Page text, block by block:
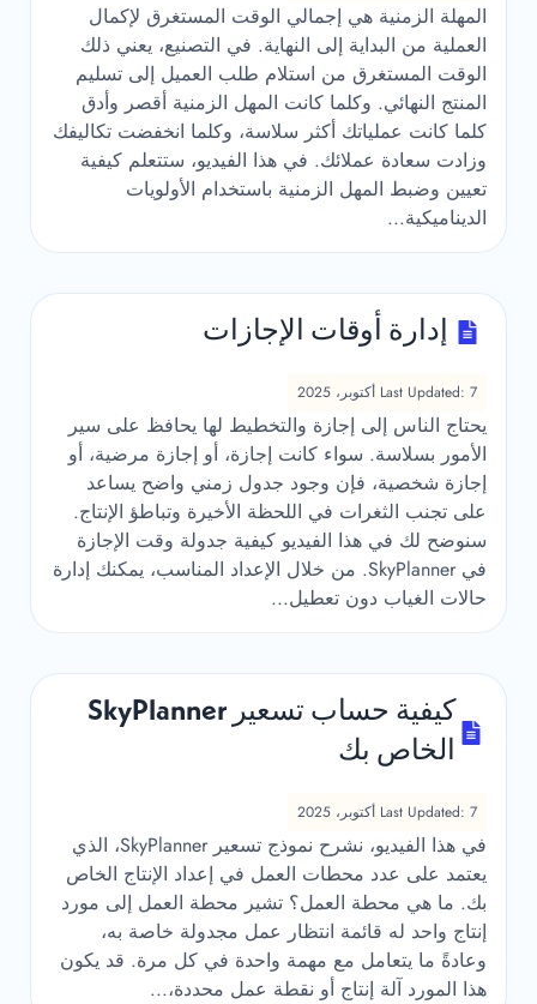
المهلة الزمنية هي إجمالي الوقت المستغرق لإكمال
العملية من البداية إلى النهاية. في التصنيع، يعني ذلك
الوقت المستغرق من استلام طلب العميل إلى تسليم
المنتج النهائي. وكلما كانت المهل الزمنية أقصر وأدق
كلما كانت عملياتك أكثر سلاسة، وكلما انخفضت تكاليفك
وزادت سعادة عملائك. في هذا الفيديو، ستتعلم كيفية
تعيين وضبط المهل الزمنية باستخدام الأولويات
الديناميكية...
إدارة أوقات الإجازات
Last Updated: 7 أكتوبر، 2025
يحتاج الناس إلى إجازة والتخطيط لها يحافظ على سير
الأمور بسلاسة. سواء كانت إجازة، أو إجازة مرضية، أو
إجازة شخصية، فإن وجود جدول زمني واضح يساعد
على تجنب الثغرات في اللحظة الأخيرة وتباطؤ الإنتاج.
سنوضح لك في هذا الفيديو كيفية جدولة وقت الإجازة
في SkyPlanner. من خلال الإعداد المناسب، يمكنك إدارة
حالات الغياب دون تعطيل...
كيفية حساب تسعير SkyPlanner
الخاص بك
Last Updated: 7 أكتوبر، 2025
في هذا الفيديو، نشرح نموذج تسعير SkyPlanner، الذي
يعتمد على عدد محطات العمل في إعداد الإنتاج الخاص
بك. ما هي محطة العمل؟ تشير محطة العمل إلى مورد
إنتاج واحد له قائمة انتظار عمل مجدولة خاصة به،
وعادةً ما يتعامل مع مهمة واحدة في كل مرة. قد يكون
هذا المورد آلة إنتاج أو نقطة عمل محددة،...